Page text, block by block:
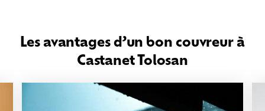
Les avantages d’un bon couvreur à
Castanet Tolosan